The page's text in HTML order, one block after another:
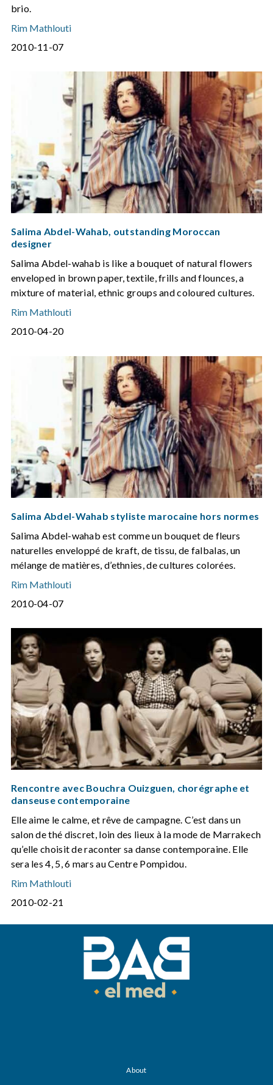
brio.
Rim Mathlouti
2010-11-07
Salima Abdel-Wahab, outstanding Moroccan
designer
Salima Abdel-wahab is like a bouquet of natural flowers
enveloped in brown paper, textile, frills and flounces, a
mixture of material, ethnic groups and coloured cultures.
Rim Mathlouti
2010-04-20
Salima Abdel-Wahab styliste marocaine hors normes
Salima Abdel-wahab est comme un bouquet de fleurs
naturelles enveloppé de kraft, de tissu, de falbalas, un
mélange de matières, d’ethnies, de cultures colorées.
Rim Mathlouti
2010-04-07
Rencontre avec Bouchra Ouizguen, chorégraphe et
danseuse contemporaine
Elle aime le calme, et rêve de campagne. C’est dans un
salon de thé discret, loin des lieux à la mode de Marrakech
qu’elle choisit de raconter sa danse contemporaine. Elle
sera les 4, 5, 6 mars au Centre Pompidou.
Rim Mathlouti
2010-02-21
About